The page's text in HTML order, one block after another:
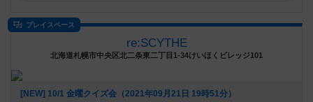
プレイスペース
re:SCYTHE
北海道札幌市中央区北二条東二丁目1-34けいほくビレッジ101
[NEW] 10/1 金曜クイズ会（2021年09月21日 19時51分）